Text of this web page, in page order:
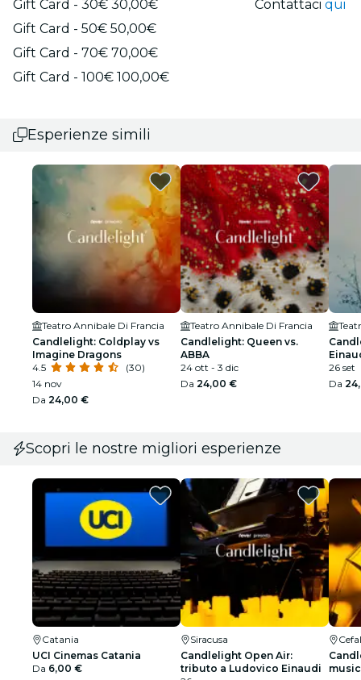
Gift Card - 30€ 30,00€
Gift Card - 50€ 50,00€
Gift Card - 70€ 70,00€
Gift Card - 100€ 100,00€
Contattaciqui
Esperienze simili
Teatro Annibale Di Francia
Candlelight: Coldplay vs
Imagine Dragons
4.5
(30)
14 nov
Da 24,00 €
Teatro Annibale Di Francia
Candlelight: Queen vs.
ABBA
24 ott - 3 dic
Da 24,00 €
26 set
Da
Scopri le nostre migliori esperienze
Catania
UCI Cinemas Catania
Da 6,00 €
Siracusa
Candlelight Open Air:
tributo a Ludovico Einaudi